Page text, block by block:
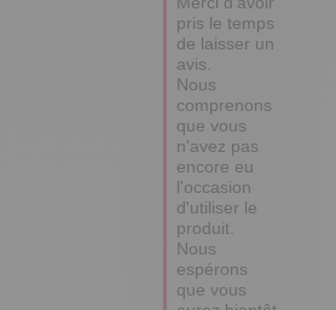
pris le temps
de laisser un
avis.
Nous
comprenons
que vous
n'avez pas
encore eu
l'occasion
d'utiliser le
produit.
Nous
espérons
que vous